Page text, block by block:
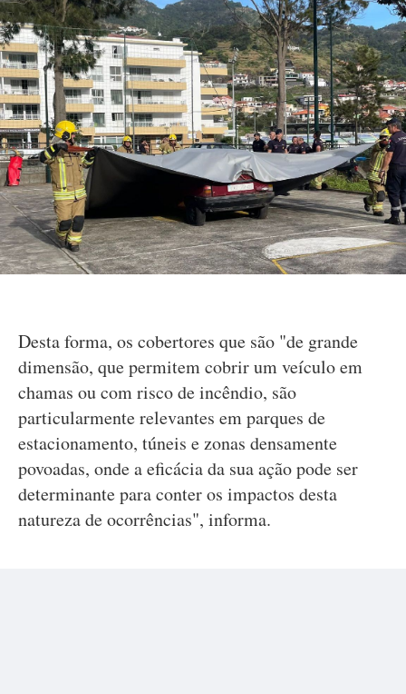
Desta forma, os cobertores que são "de grande
dimensão, que permitem cobrir um veículo em
chamas ou com risco de incêndio, são
particularmente relevantes em parques de
estacionamento, túneis e zonas densamente
povoadas, onde a eficácia da sua ação pode ser
determinante para conter os impactos desta
natureza de ocorrências", informa.